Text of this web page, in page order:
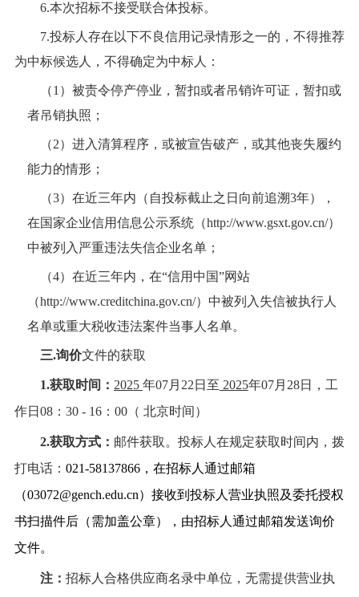
6.本次招标不接受联合体投标。
7.投标人存在以下不良信用记录情形之一的，不得推荐
为中标候选人，不得确定为中标人：
（1）被责令停产停业，暂扣或者吊销许可证，暂扣或
者吊销执照；
（2）进入清算程序，或被宣告破产，或其他丧失履约
能力的情形；
（3）在近三年内（自投标截止之日向前追溯3年），
在国家企业信用信息公示系统（http://www.gsxt.gov.cn/）
中被列入严重违法失信企业名单；
（4）在近三年内，在“信用中国”网站
（http://www.creditchina.gov.cn/）中被列入失信被执行人
名单或重大税收违法案件当事人名单。
三.询价文件的获取
1.获取时间： 2025 年07月22日至 2025年07月28日，工
作日08：30 - 16：00（ 北京时间）
2.获取方式： 邮件获取。投标人在规定获取时间内，拨
打电话： 021-58137866，在招标人通过邮箱
（03072@gench.edu.cn）接收到投标人营业执照及委托授权
书扫描件后（需加盖公章），由招标人通过邮箱发送询价
文件。
注： 招标人合格供应商名录中单位，无需提供营业执